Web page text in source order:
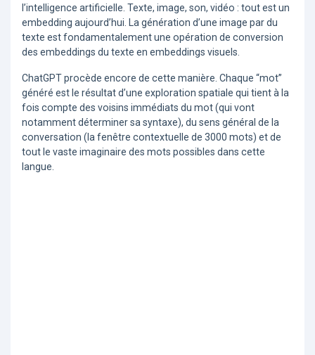
l’intelligence artificielle. Texte, image, son, vidéo : tout est un
embedding aujourd’hui. La génération d’une image par du
texte est fondamentalement une opération de conversion
des embeddings du texte en embeddings visuels.
ChatGPT procède encore de cette manière. Chaque “mot”
généré est le résultat d’une exploration spatiale qui tient à la
fois compte des voisins immédiats du mot (qui vont
notamment déterminer sa syntaxe), du sens général de la
conversation (la fenêtre contextuelle de 3000 mots) et de
tout le vaste imaginaire des mots possibles dans cette
langue.